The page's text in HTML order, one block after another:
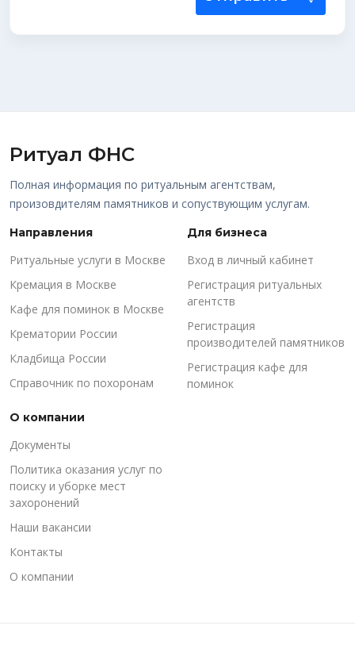
Ритуал ФНС
Полная информация по ритуальным агентствам,
произовдителям памятников и сопуствующим услугам.
Направления
Ритуальные услуги в Москве
Кремация в Москве
Кафе для поминок в Москве
Крематории России
Кладбища России
Справочник по похоронам
Для бизнеса
Вход в личный кабинет
Регистрация ритуальных
агентств
Регистрация
производителей памятников
Регистрация кафе для
поминок
О компании
Документы
Политика оказания услуг по
поиску и уборке мест
захоронений
Наши вакансии
Контакты
О компании